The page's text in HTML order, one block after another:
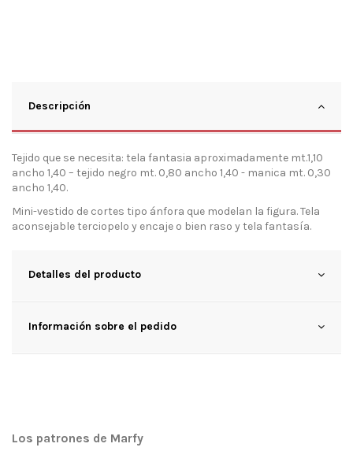
Descripción
Tejido que se necesita: tela fantasia aproximadamente mt.1,10
ancho 1,40 – tejido negro mt. 0,80 ancho 1,40 - manica mt. 0,30
ancho 1,40.
Mini-vestido de cortes tipo ánfora que modelan la figura. Tela
aconsejable terciopelo y encaje o bien raso y tela fantasía.
Detalles del producto
Información sobre el pedido
Los patrones de Marfy